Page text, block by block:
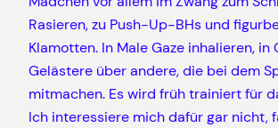
Rasieren, zu Push-Up-BHs und
Klamotten. In Male Gaze inhalieren, in
Gelästere über andere, die bei dem
mitmachen. Es wird früh trainiert für
Ich interessiere mich dafür gar nicht,